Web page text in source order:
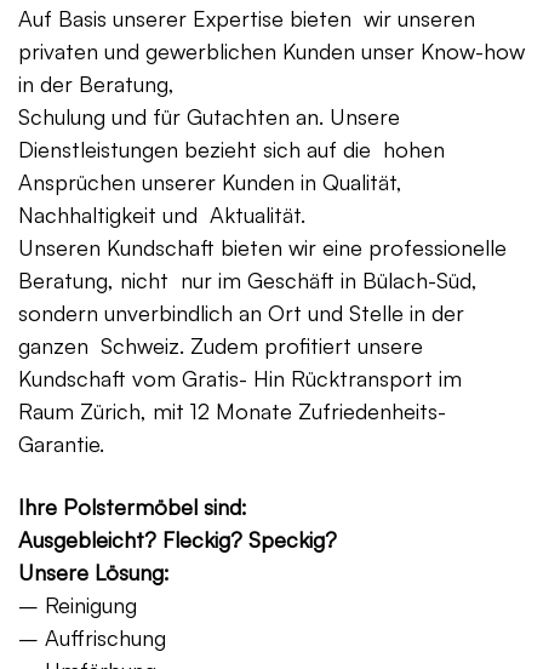
Auf Basis unserer Expertise bieten wir unseren
privaten und gewerblichen Kunden unser Know-how
in der Beratung,
Schulung und für Gutachten an. Unsere
Dienstleistungen bezieht sich auf die hohen
Ansprüchen unserer Kunden in Qualität,
Nachhaltigkeit und Aktualität.
Unseren Kundschaft bieten wir eine professionelle
Beratung, nicht nur im Geschäft in Bülach-Süd,
sondern unverbindlich an Ort und Stelle in der
ganzen Schweiz. Zudem profitiert unsere
Kundschaft vom Gratis- Hin Rücktransport im
Raum Zürich, mit 12 Monate Zufriedenheits-
Garantie.
Ihre Polstermöbel sind:
Ausgebleicht? Fleckig? Speckig?
Unsere Lösung:
– Reinigung
– Auffrischung